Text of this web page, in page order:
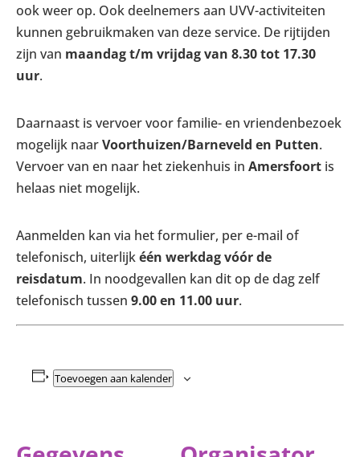
ook weer op. Ook deelnemers aan UVV-activiteiten
kunnen gebruikmaken van deze service. De rijtijden
zijn van maandag t/m vrijdag van 8.30 tot 17.30
uur.
Daarnaast is vervoer voor familie- en vriendenbezoek
mogelijk naarVoorthuizen/Barneveld en Putten.
Vervoer van en naar het ziekenhuis in Amersfoort is
helaas niet mogelijk.
Aanmelden kan via het formulier, per e-mail of
telefonisch, uiterlijkéén werkdag vóór de
reisdatum. In noodgevallen kan dit op de dag zelf
telefonisch tussen 9.00 en 11.00 uur.
Toevoegen aan kalender